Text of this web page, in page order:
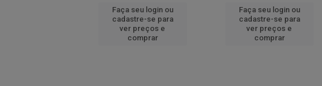
Faça seu login ou
cadastre-se para
ver preços e
comprar
Faça seu login ou
cadastre-se para
ver preços e
comprar